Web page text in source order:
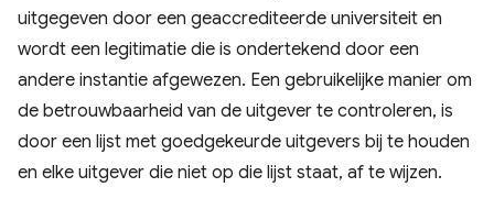
uitgegeven door een geaccrediteerde universiteit en
wordt een legitimatie die is ondertekend door een
andere instantie afgewezen. Een gebruikelijke manier om
de betrouwbaarheid van de uitgever te controleren, is
door een lijst met goedgekeurde uitgevers bij te houden
en elke uitgever die niet op die lijst staat, af te wijzen.